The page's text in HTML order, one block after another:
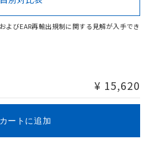
る可能性があります。
よびEAR再輸出規制に関する見解が入手でき
¥ 15,620
カートに追加